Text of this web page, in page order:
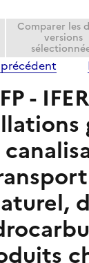
Comparer les
versions
-